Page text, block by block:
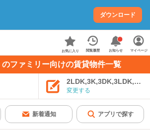
ダウンロード
お気に入り 閲覧履歴 お知らせ マイページ
ファミリー向けの賃貸物件一覧
変更する
新着通知 アプリで探す